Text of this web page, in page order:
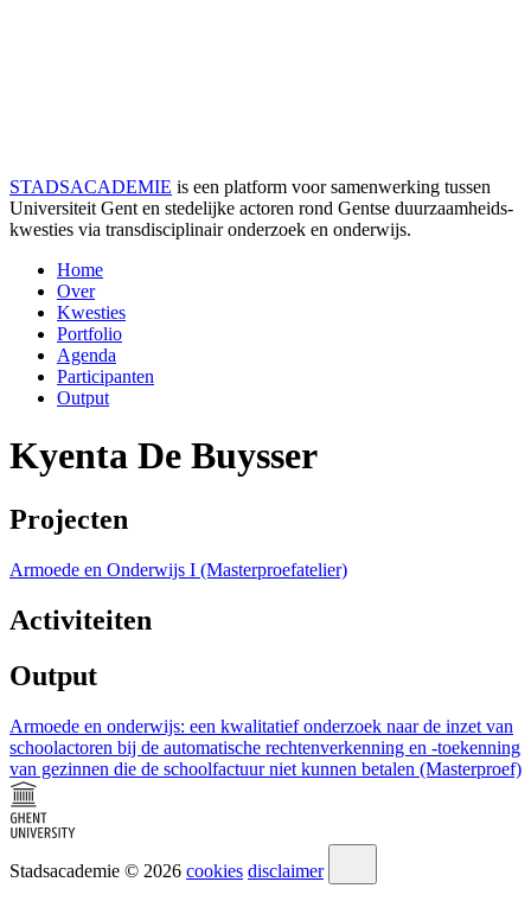
STADSACADEMIE is een platform voor samenwerking tussen
Universiteit Gent en stedelijke actoren rond Gentse duurzaamheids­
kwesties via transdisciplinair onderzoek en onderwijs.
Home
Over
Kwesties
Portfolio
Agenda
Participanten
Output
Kyenta De Buysser
Projecten
Armoede en Onderwijs I (Masterproefatelier)
Activiteiten
Output
Armoede en onderwijs: een kwalitatief onderzoek naar de inzet van
schoolactoren bij de automatische rechtenverkenning en -toekenning
van gezinnen die de schoolfactuur niet kunnen betalen (Masterproef)
Stadsacademie © 2026 cookies disclaimer